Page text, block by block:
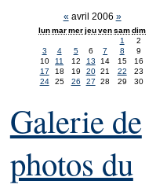
« avril 2006 »
lunmarmerjeuvensamdim
1
2
3
4 5 6 7 8
9
10
11 12 13 14 15
16
17
18 19 20 21 22
23
24
25 26 27 28 29 30
Galerie de
photos du